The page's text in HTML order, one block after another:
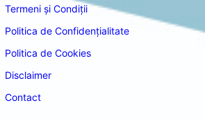
Termeni și Condiții
Politica de Confidențialitate
Politica de Cookies
Disclaimer
Contact